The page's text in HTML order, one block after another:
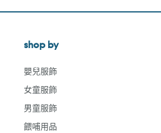
shop by
嬰兒服飾
女童服飾
男童服飾
餵哺用品